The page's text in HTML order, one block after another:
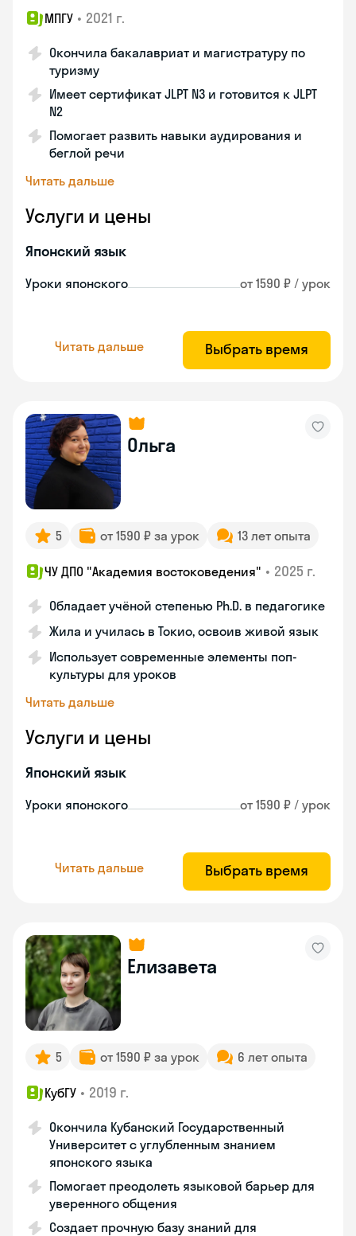
МПГУ • 2021 г.
Окончила бакалавриат и магистратуру по
туризму
Имеет сертификат JLPT N3 и готовится к JLPT
N2
Помогает развить навыки аудирования и
беглой речи
Читать дальше
Услуги и цены
Японский язык
Уроки японского от 1590 ₽ / урок
Читать дальше Выбрать время
Ольга
5 от 1590 ₽ за урок 13 лет опыта
ЧУ ДПО "Академия востоковедения" • 2025 г.
Обладает учёной степенью Ph.D. в педагогике
Жила и училась в Токио, освоив живой язык
Использует современные элементы поп-
культуры для уроков
Читать дальше
Услуги и цены
Японский язык
Уроки японского от 1590 ₽ / урок
Читать дальше Выбрать время
Елизавета
5 от 1590 ₽ за урок 6 лет опыта
КубГУ • 2019 г.
Окончила Кубанский Государственный
Университет с углубленным знанием
японского языка
Помогает преодолеть языковой барьер для
уверенного общения
Создает прочную базу знаний для